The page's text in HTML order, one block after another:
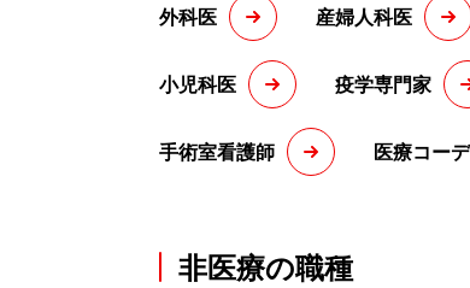
外科医 産婦人科医
小児科医 疫学専門家
手術室看護師 医療コー
非医療の職種